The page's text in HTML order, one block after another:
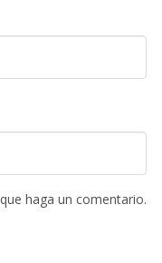
haga un comentario.